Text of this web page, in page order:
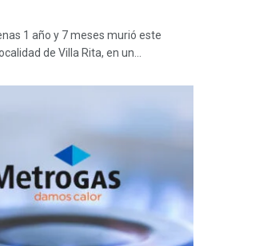
1 año y 7 meses murió este
de Villa Rita, en un...